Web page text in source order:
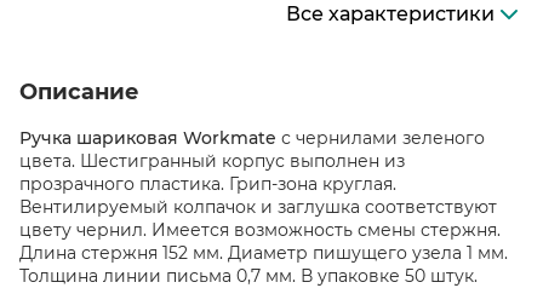
Все характеристики
Описание
Ручка шариковая Workmate с чернилами зеленого
цвета. Шестигранный корпус выполнен из
прозрачного пластика. Грип-зона круглая.
Вентилируемый колпачок и заглушка соответствуют
цвету чернил. Имеется возможность смены стержня.
Длина стержня 152 мм. Диаметр пишущего узела 1 мм.
Толщина линии письма 0,7 мм. В упаковке 50 штук.